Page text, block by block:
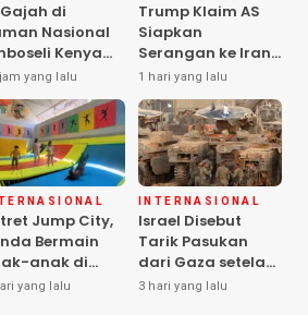
Gajah di
Nasional
Kenya
Diduga
yang lalu
Trump Klaim AS
Siapkan
Serangan ke Iran
Terbesar sejak
Perang Dunia II
1 hari yang lalu
Jump City,
Bermain
anak di
Perang
yang lalu
INTERNASIONAL
Israel Disebut
Tarik Pasukan
dari Gaza setelah
Hamas Selesai
3 hari yang lalu